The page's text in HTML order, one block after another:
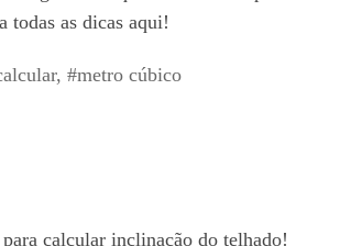
todas as dicas aqui!
, #metro cúbico